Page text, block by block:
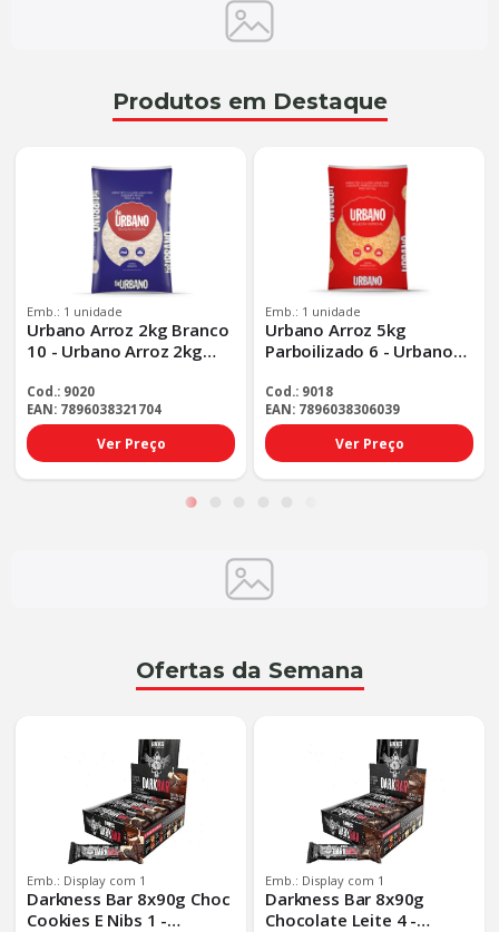
Produtos em Destaque
Emb.: 1 unidade
Urbano Arroz 2kg Branco
10 - Urbano Arroz 2kg
Ver Preço
Cod.: 9020
EAN: 7896038321704
Emb.: 1 unidade
Urbano Arroz 5kg
Parboilizado 6 - Urbano
Tp Padrao
Ver Preço
Cod.: 9018
EAN: 7896038306039
Ofertas da Semana
Emb.: Display com 1
Darkness Bar 8x90g Choc
Cookies E Nibs 1 -
Emb.: Display com 1
Darkness Bar 8x90g
Chocolate Leite 4 -